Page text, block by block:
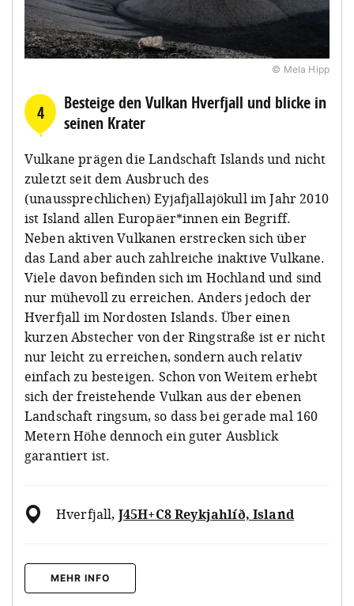
© Mela Hipp
4
Besteige den Vulkan Hverfjall und blicke in
seinen Krater
Vulkane prägen die Landschaft Islands und nicht
zuletzt seit dem Ausbruch des
(unaussprechlichen) Eyjafjallajökull im Jahr 2010
ist Island allen Europäer*innen ein Begriff.
Neben aktiven Vulkanen erstrecken sich über
das Land aber auch zahlreiche inaktive Vulkane.
Viele davon befinden sich im Hochland und sind
nur mühevoll zu erreichen. Anders jedoch der
Hverfjall im Nordosten Islands. Über einen
kurzen Abstecher von der Ringstraße ist er nicht
nur leicht zu erreichen, sondern auch relativ
einfach zu besteigen. Schon von Weitem erhebt
sich der freistehende Vulkan aus der ebenen
Landschaft ringsum, so dass bei gerade mal 160
Metern Höhe dennoch ein guter Ausblick
garantiert ist.
Hverfjall, J45H+C8 Reykjahlíð, Island
MEHR INFO